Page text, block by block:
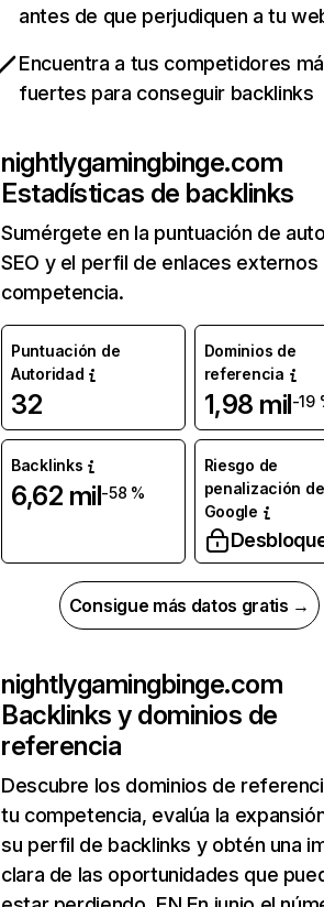
antes de que perjudiquen a tu
Encuentra a tus competidores
fuertes para conseguir backlinks
nightlygamingbinge.com
Estadísticas de backlinks
Sumérgete en la puntuación de
SEO y el perfil de enlaces externos
competencia.
Puntuación de
Autoridad
32
Dominios de
referencia
1,98 mil-19
Backlinks
6,62 mil-58 %
Riesgo de
penalización de
Google
Consigue más datos gratis →
nightlygamingbinge.com
Backlinks y dominios de
referencia
Descubre los dominios de
tu competencia, evalúa la
su perfil de backlinks y obtén una
clara de las oportunidades que